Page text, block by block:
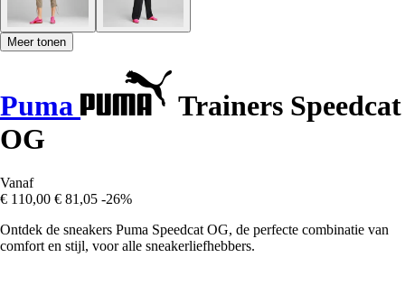
Meer tonen
Puma
Trainers Speedcat
OG
Vanaf
€ 110,00 € 81,05 -26%
Ontdek de sneakers Puma Speedcat OG, de perfecte combinatie van
comfort en stijl, voor alle sneakerliefhebbers.